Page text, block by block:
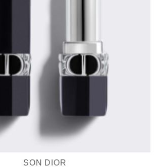
SON DIOR